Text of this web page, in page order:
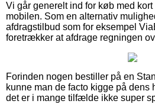
Vi går generelt ind for køb med
mobilen. Som en alternativ
afdragstilbud som for eksempel
foretrækker at afdrage regningen
Forinden nogen bestiller på en
kunne man de facto kigge på dens
det er i mange tilfælde ikke super